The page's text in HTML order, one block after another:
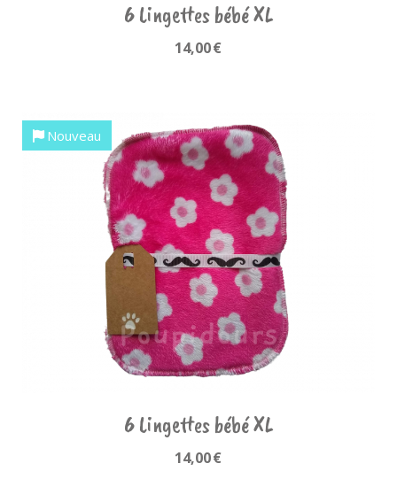
6 Lingettes bébé XL
14,00€
Nouveau
6 Lingettes bébé XL
14,00€